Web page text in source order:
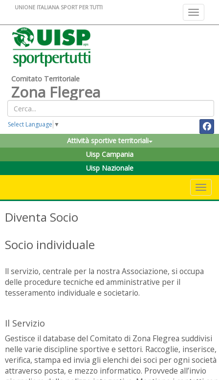
Toggle
UNIONE ITALIANA SPORT PER TUTTI
Comitato Territoriale
Zona Flegrea
Select Language ▼
Attività sportive territoriali
Uisp Campania
Uisp Nazionale
Diventa Socio
Socio individuale
ll servizio, centrale per la nostra Associazione, si occupa
delle procedure tecniche ed amministrative per il
tesseramento individuale e societario.
Il Servizio
Gestisce il database del Comitato di Zona Flegrea suddivisi
nelle varie discipline sportive e settori. Raccoglie, inserisce,
verifica, stampa ed invia gli elenchi dei soci per ogni società
attraverso posta, e mezzo informatico. Provvede all’invio